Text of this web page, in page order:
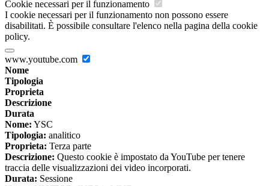
Cookie necessari per il funzionamento
I cookie necessari per il funzionamento non possono essere
disabilitati. È possibile consultare l'elenco nella pagina della cookie
policy.
www.youtube.com
Nome
Tipologia
Proprieta
Descrizione
Durata
Nome: YSC
Tipologia: analitico
Proprieta: Terza parte
Descrizione: Questo cookie è impostato da YouTube per tenere
traccia delle visualizzazioni dei video incorporati.
Durata: Sessione